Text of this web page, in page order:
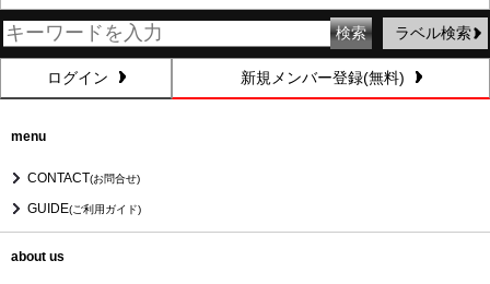
ラベル検索
ログイン 新規メンバー登録(無料)
menu
CONTACT(お問合せ)
GUIDE(ご利用ガイド)
about us